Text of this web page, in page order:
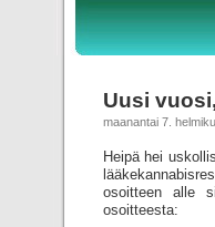
Uusi
maanantai 7.
Heipä hei
osoitteen alle
osoitteesta: